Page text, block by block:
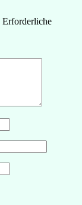
Erforderliche